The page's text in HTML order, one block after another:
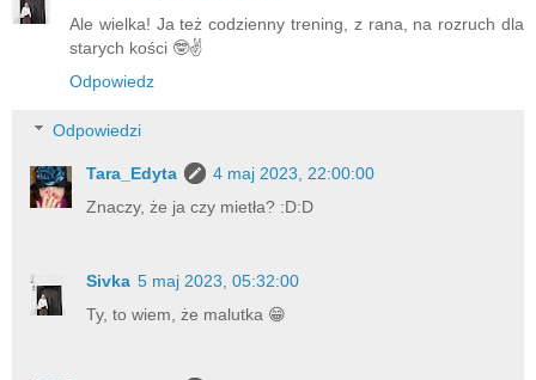
Ale wielka! Ja też codzienny trening, z rana, na rozruch dla
starych kości 🤓✌️
Odpowiedz
Odpowiedzi
Tara_Edyta
4 maj 2023, 22:00:00
Znaczy, że ja czy mietła? :D:D
Sivka 5 maj 2023, 05:32:00
Ty, to wiem, że malutka 😁